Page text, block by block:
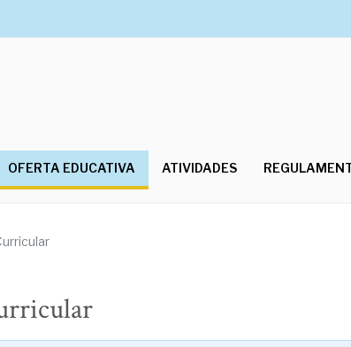
OFERTA EDUCATIVA ATIVIDADES